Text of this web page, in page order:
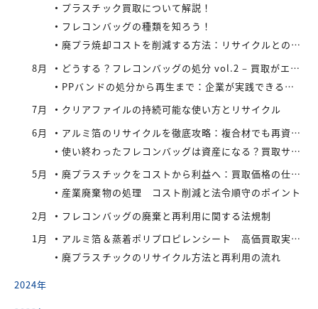
プラスチック買取について解説！
フレコンバッグの種類を知ろう！
廃プラ焼却コストを削減する方法：リサイクルとの比較で見えてくる最適解
8月
どうする？フレコンバッグの処分 vol.2 – 買取がエコにつながる
PPバンドの処分から再生まで：企業が実践できるコスト効率の高い手法
7月
クリアファイルの持続可能な使い方とリサイクル
6月
アルミ箔のリサイクルを徹底攻略：複合材でも再資源化できる最新手法とアイレックス株式会社の取り組み
使い終わったフレコンバッグは資産になる？買取サービスを活用したリサイクル戦略
5月
廃プラスチックをコストから利益へ：買取価格の仕組みと高値で売るコツ
産業廃棄物の処理 コスト削減と法令順守のポイント
2月
フレコンバッグの廃棄と再利用に関する法規制
1月
アルミ箔＆蒸着ポリプロピレンシート 高価買取実施中
廃プラスチックのリサイクル方法と再利用の流れ
2024年